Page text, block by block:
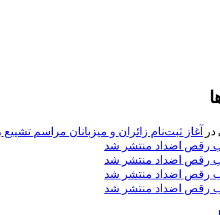
در
آغاز ثبت‌نام زائران و میزبانان مراسم
رقص اضداد منتشر شد
رقص اضداد منتشر شد
رقص اضداد منتشر شد
رقص اضداد منتشر شد